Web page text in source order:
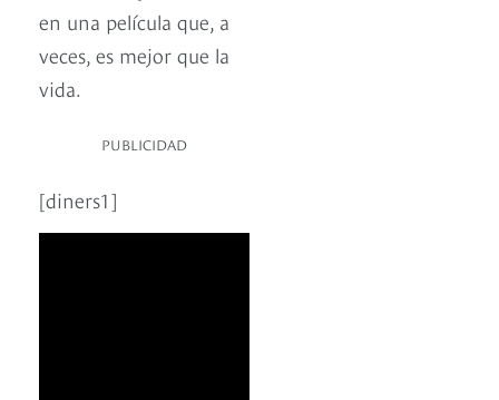
en una película que, a
veces, es mejor que la
vida.
PUBLICIDAD
[diners1]